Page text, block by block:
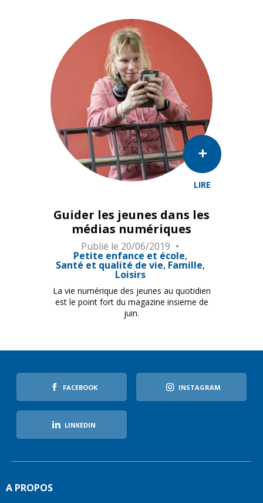
LIRE
Guider les jeunes dans les
médias numériques
Publié le 20/06/2019
Petite enfance et école
Santé et qualité de vie Famille
Loisirs
La vie numérique des jeunes au quotidien
est le point fort du magazine insieme de
juin.
FACEBOOK INSTAGRAM
LINKEDIN
A PROPOS